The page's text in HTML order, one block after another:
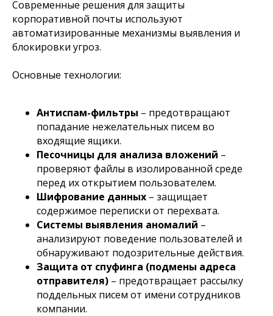
Современные решения для защиты
корпоративной почты используют
автоматизированные механизмы выявления и
блокировки угроз.
Основные технологии:
Антиспам-фильтры – предотвращают
попадание нежелательных писем во
входящие ящики.
Песочницы для анализа вложений –
проверяют файлы в изолированной среде
перед их открытием пользователем.
Шифрование данных – защищает
содержимое переписки от перехвата.
Системы выявления аномалий –
анализируют поведение пользователей и
обнаруживают подозрительные действия.
Защита от спуфинга (подмены адреса
отправителя) – предотвращает рассылку
поддельных писем от имени сотрудников
компании.